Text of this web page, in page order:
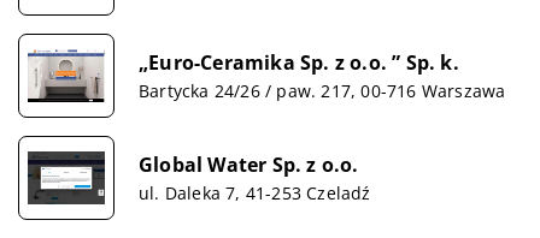
„Euro-Ceramika Sp. z o.o. ” Sp. k.
Bartycka 24/26 / paw. 217, 00-716 Warszawa
Global Water Sp. z o.o.
ul. Daleka 7, 41-253 Czeladź